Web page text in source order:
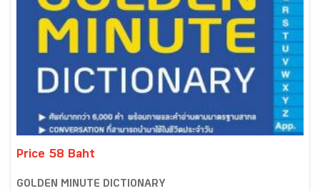
Price 58 Baht
GOLDEN MINUTE DICTIONARY